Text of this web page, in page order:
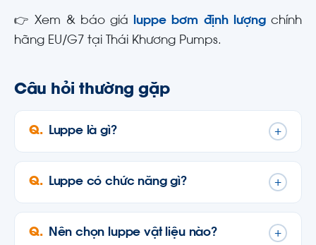
👉 Xem & báo giá luppe bơm định lượngchính
hãng EU/G7 tại Thái Khương Pumps.
Câu hỏi thường gặp
Luppe là gì? +
Luppe có chức năng gì? +
Nên chọn luppe vật liệu nào? +